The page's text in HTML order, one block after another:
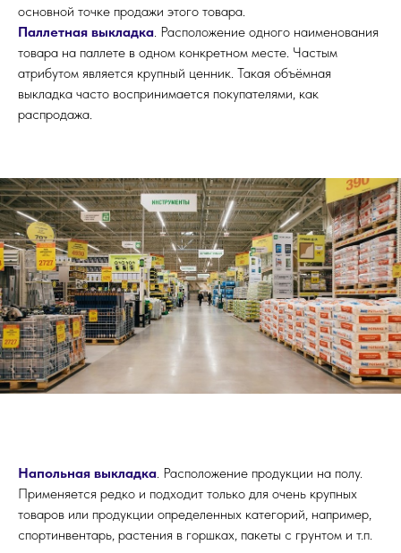
основной точке продажи этого товара.
Паллетная выкладка. Расположение одного наименования
товара на паллете в одном конкретном месте. Частым
атрибутом является крупный ценник. Такая объёмная
выкладка часто воспринимается покупателями, как
распродажа.
Напольная выкладка. Расположение продукции на полу.
Применяется редко и подходит только для очень крупных
товаров или продукции определенных категорий, например,
спортинвентарь, растения в горшках, пакеты с грунтом и т.п.